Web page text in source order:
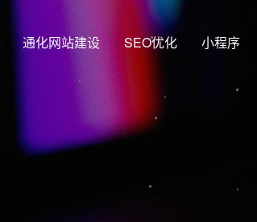
通化网站建设 SEO优化 小程序